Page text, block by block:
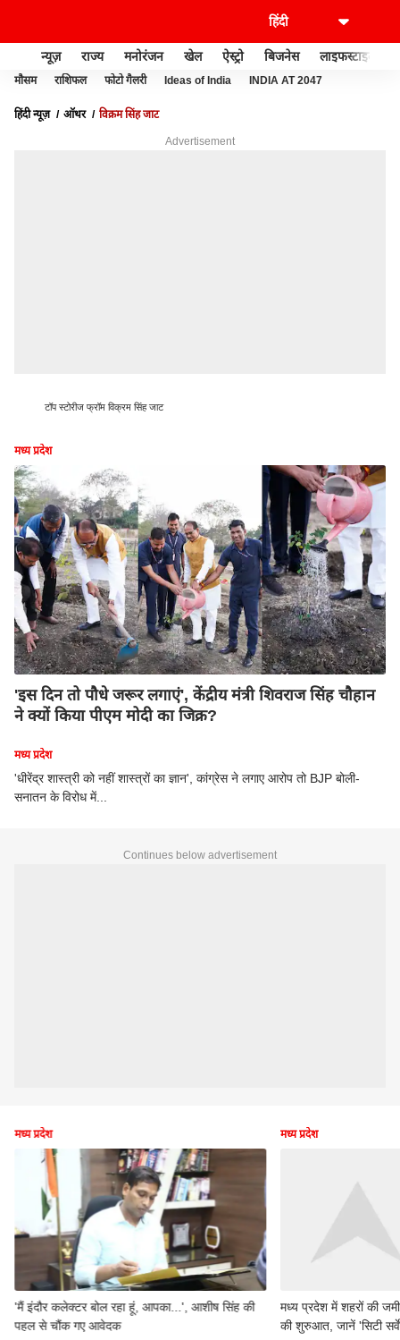
न्यूज़ राज्य मनोरंजन खेल ऐस्ट्रो बिजनेस लाइफस्टाइल
मौसम राशिफल फोटो गैलरी Ideas of India INDIA AT 2047
हिंदी न्यूज़ ऑथर विक्रम सिंह जाट
Advertisement
टॉप स्टोरीज फ्रॉम विक्रम सिंह जाट
मध्य प्रदेश
'इस दिन तो पौधे जरूर लगाएं', केंद्रीय मंत्री शिवराज सिंह चौहान
ने क्यों किया पीएम मोदी का जिक्र?
मध्य प्रदेश
'धीरेंद्र शास्त्री को नहीं शास्त्रों का ज्ञान', कांग्रेस ने लगाए आरोप तो BJP बोली-
सनातन के विरोध में...
Continues below advertisement
मध्य प्रदेश
'मैं इंदौर कलेक्टर बोल रहा हूं, आपका...', आशीष सिंह की
पहल से चौंक गए आवेदक
मध्य प्रदेश
मध्य प्रदेश में शहरों की
की शुरुआत, जानें 'सिटी